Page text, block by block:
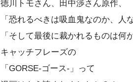
徳川トモさん、田中渉さん原作、
「恐れるべきは吸血鬼なのか、人
「そして最後に裁かれるものは何
キャッチフレーズの
「GORSE-ゴース-」って